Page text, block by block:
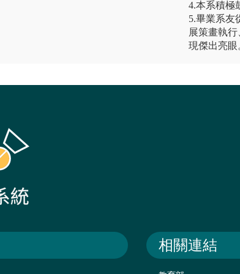
4.本系積極
5.畢業系友
展策畫執
現傑出亮眼
相關連結